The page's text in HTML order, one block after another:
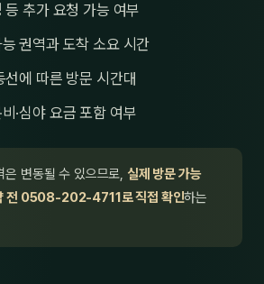
추가 요청 가능 여부
권역과 도착 소요 시간
에 따른 방문 시간대
·심야 요금 포함 여부
은 변동될 수 있으므로, 실제 방문 가능
전 0508-202-4711로 직접 확인하는